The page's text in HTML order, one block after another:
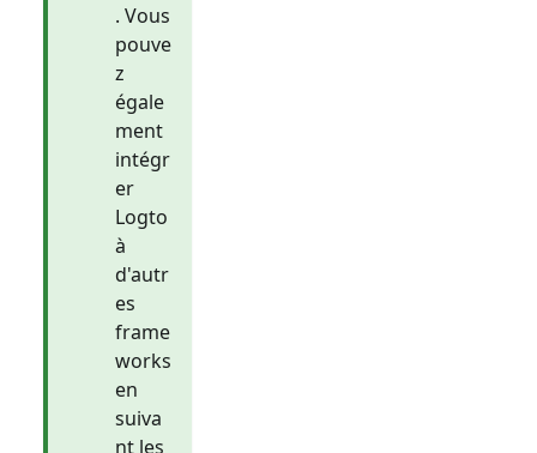
. Vous
pouve
z
égale
ment
intégr
er
Logto
à
d'autr
es
frame
works
en
suiva
nt les